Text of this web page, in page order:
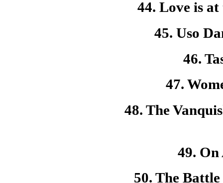
44. Love is
45. Uso
46.
47.
48. The
49. On
50. The